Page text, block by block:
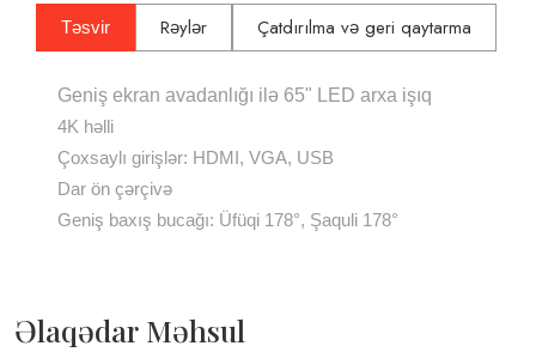
Təsvir Rəylər Çatdırılma və geri qaytarma
Geniş ekran avadanlığı ilə 65" LED arxa işıq
4K həlli
Çoxsaylı girişlər: HDMI, VGA, USB
Dar ön çərçivə
Geniş baxış bucağı: Üfüqi 178°, Şaquli 178°
Əlaqədar Məhsul